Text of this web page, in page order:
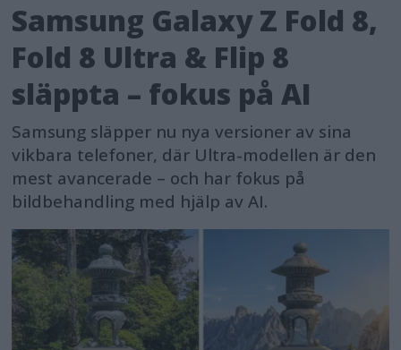
Samsung Galaxy Z Fold 8,
Fold 8 Ultra & Flip 8
släppta – fokus på AI
Samsung släpper nu nya versioner av sina
vikbara telefoner, där Ultra-modellen är den
mest avancerade – och har fokus på
bildbehandling med hjälp av AI.